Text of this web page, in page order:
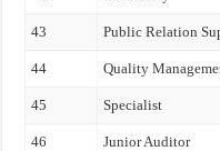
43 Public Relation
44 Quality
45 Specialist
46 Junior Auditor